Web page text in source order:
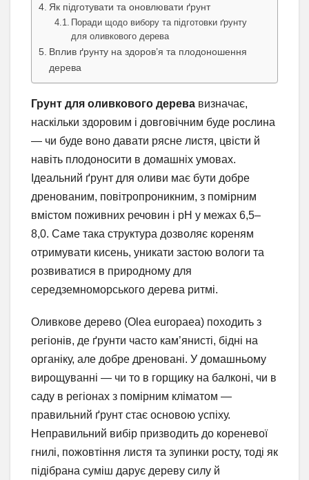
Як підготувати та оновлювати ґрунт
Поради щодо вибору та підготовки ґрунту
для оливкового дерева
Вплив ґрунту на здоров’я та плодоношення
дерева
Грунт для оливкового дерева визначає,
наскільки здоровим і довговічним буде рослина
— чи буде воно давати рясне листя, цвісти й
навіть плодоносити в домашніх умовах.
Ідеальний ґрунт для оливи має бути добре
дренованим, повітропроникним, з помірним
вмістом поживних речовин і pH у межах 6,5–
8,0. Саме така структура дозволяє кореням
отримувати кисень, уникати застою вологи та
розвиватися в природному для
середземноморського дерева ритмі.
Оливкове дерево (Olea europaea) походить з
регіонів, де ґрунти часто кам’янисті, бідні на
органіку, але добре дреновані. У домашньому
вирощуванні — чи то в горщику на балконі, чи в
саду в регіонах з помірним кліматом —
правильний ґрунт стає основою успіху.
Неправильний вибір призводить до кореневої
гнилі, пожовтіння листя та зупинки росту, тоді як
підібрана суміш дарує дереву силу й